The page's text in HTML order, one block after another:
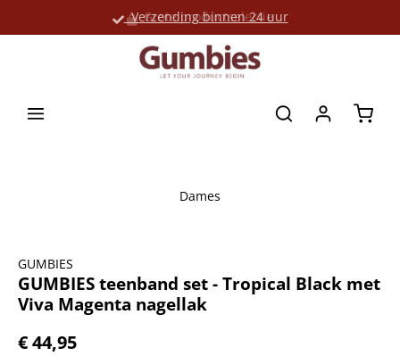
Verzending binnen 24 uur
Grote productselectie
Dames
GUMBIES
GUMBIES teenband set - Tropical Black met
Viva Magenta nagellak
€ 44,95